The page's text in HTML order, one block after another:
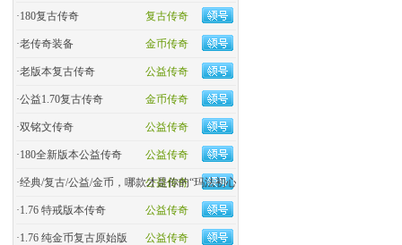
复古传奇
·180复古传奇
金币传奇
·老传奇装备
公益传奇
·老版本复古传奇
金币传奇
·公益1.70复古传奇
公益传奇
·双铭文传奇
公益传奇
·180全新版本公益传奇
公益传奇
·经典/复古/公益/金币，哪款才是你的“玛法初心
公益传奇
·1.76 特戒版本传奇
公益传奇
·1.76 纯金币复古原始版